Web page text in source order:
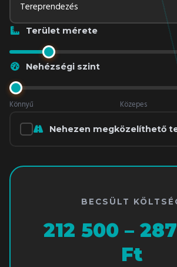
Terület mérete
Nehézségi szint
Könnyű Közepes
Nehezen megközelíthető
BECSÜLT
212 500 –
Ft